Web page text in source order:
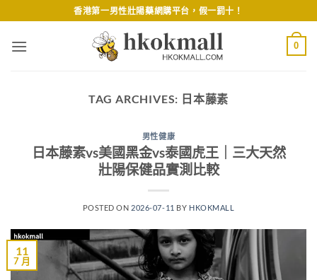
to
content
香港第一男性壯陽藥網購平台，假一罰十！
0
TAG ARCHIVES: 日本藤素
男性健康
日本藤素vs美國黑金vs泰國虎王｜三大天然
壯陽保健品實測比較
POSTED ON 2026-07-11 BY HKOKMALL
11
7 月